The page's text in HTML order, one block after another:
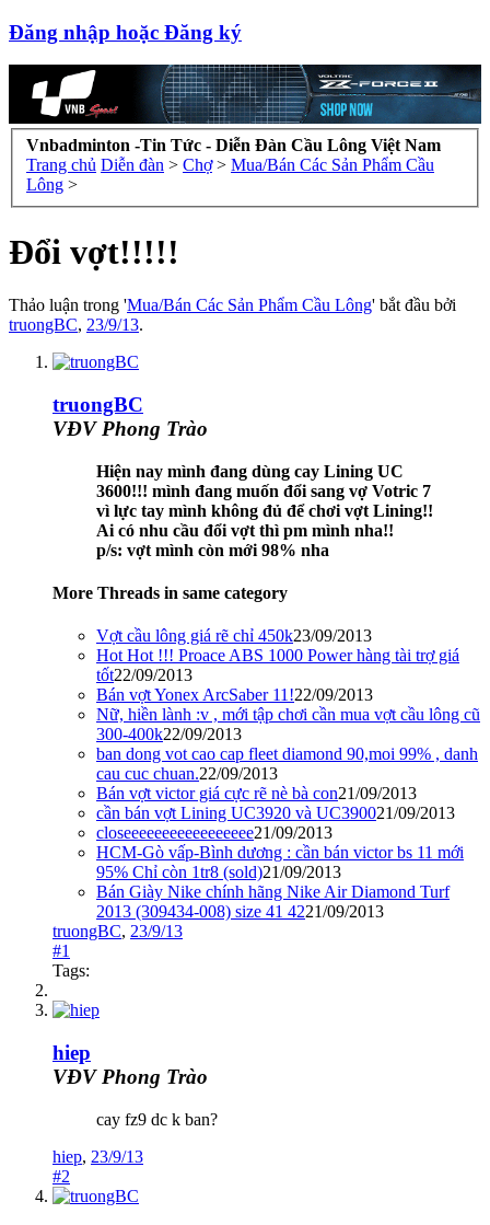
Đăng nhập hoặc Đăng ký
Vnbadminton -Tin Tức - Diễn Đàn Cầu Lông Việt Nam
Trang chủ Diễn đàn > Chợ > Mua/Bán Các Sản Phẩm Cầu
Lông >
Đổi vợt!!!!!
Thảo luận trong 'Mua/Bán Các Sản Phẩm Cầu Lông' bắt đầu bởi
truongBC, 23/9/13.
truongBC
VĐV Phong Trào
Hiện nay mình đang dùng cay Lining UC
3600!!! mình đang muốn đổi sang vợ Votric 7
vì lực tay mình không đủ để chơi vợt Lining!!
Ai có nhu cầu đổi vợt thì pm mình nha!!
p/s: vợt mình còn mới 98% nha
More Threads in same category
Vợt cầu lông giá rẽ chỉ 450k23/09/2013
Hot Hot !!! Proace ABS 1000 Power hàng tài trợ giá
tốt22/09/2013
Bán vợt Yonex ArcSaber 11!22/09/2013
Nữ, hiền lành :v , mới tập chơi cần mua vợt cầu lông cũ
300-400k22/09/2013
ban dong vot cao cap fleet diamond 90,moi 99% , danh
cau cuc chuan.22/09/2013
Bán vợt victor giá cực rẽ nè bà con21/09/2013
cần bán vợt Lining UC3920 và UC390021/09/2013
closeeeeeeeeeeeeeeeee21/09/2013
HCM-Gò vấp-Bình dương : cần bán victor bs 11 mới
95% Chỉ còn 1tr8 (sold)21/09/2013
Bán Giày Nike chính hãng Nike Air Diamond Turf
2013 (309434-008) size 41 4221/09/2013
truongBC, 23/9/13
#1
Tags:
hiep
VĐV Phong Trào
cay fz9 dc k ban?
hiep, 23/9/13
#2